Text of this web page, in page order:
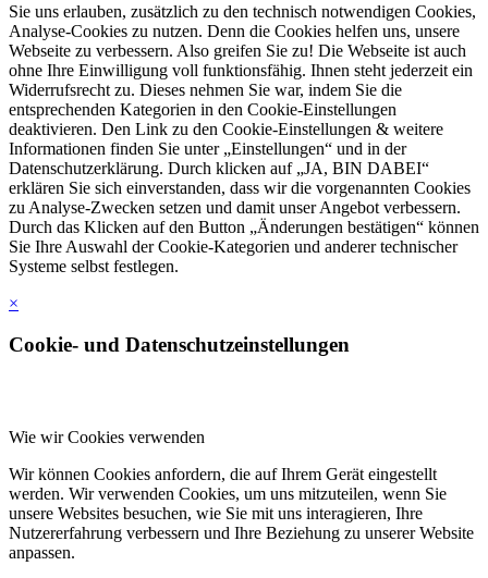
Sie uns erlauben, zusätzlich zu den technisch notwendigen Cookies,
Analyse-Cookies zu nutzen. Denn die Cookies helfen uns, unsere
Webseite zu verbessern. Also greifen Sie zu! Die Webseite ist auch
ohne Ihre Einwilligung voll funktionsfähig. Ihnen steht jederzeit ein
Widerrufsrecht zu. Dieses nehmen Sie war, indem Sie die
entsprechenden Kategorien in den Cookie-Einstellungen
deaktivieren. Den Link zu den Cookie-Einstellungen & weitere
Informationen finden Sie unter „Einstellungen“ und in der
Datenschutzerklärung. Durch klicken auf „JA, BIN DABEI“
erklären Sie sich einverstanden, dass wir die vorgenannten Cookies
zu Analyse-Zwecken setzen und damit unser Angebot verbessern.
Durch das Klicken auf den Button „Änderungen bestätigen“ können
Sie Ihre Auswahl der Cookie-Kategorien und anderer technischer
Systeme selbst festlegen.
×
Cookie- und Datenschutzeinstellungen
Wie wir Cookies verwenden
Wir können Cookies anfordern, die auf Ihrem Gerät eingestellt
werden. Wir verwenden Cookies, um uns mitzuteilen, wenn Sie
unsere Websites besuchen, wie Sie mit uns interagieren, Ihre
Nutzererfahrung verbessern und Ihre Beziehung zu unserer Website
anpassen.